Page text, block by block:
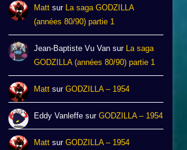
Matt sur La saga GODZILLA
(années 80/90) partie 1
Jean-Baptiste Vu Van sur La saga
GODZILLA (années 80/90) partie 1
Matt surGODZILLA – 1954
Eddy Vanleffe surGODZILLA – 1954
Matt surGODZILLA – 1954